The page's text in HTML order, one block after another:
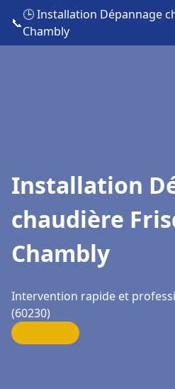
📞
🕒 Installation Dépannage
Chambly
Installation
chaudière
Chambly
Intervention rapide et
(60230)